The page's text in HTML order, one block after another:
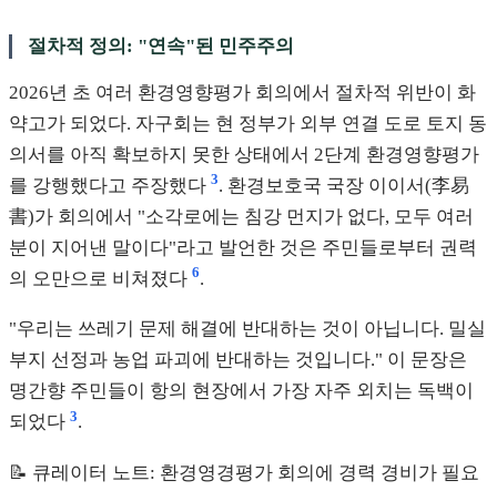
절차적 정의: "연속"된 민주주의
2026년 초 여러 환경영향평가 회의에서 절차적 위반이 화
약고가 되었다. 자구회는 현 정부가 외부 연결 도로 토지 동
의서를 아직 확보하지 못한 상태에서 2단계 환경영향평가
를 강행했다고 주장했다 3. 환경보호국 국장 이이서(李易
書)가 회의에서 "소각로에는 침강 먼지가 없다, 모두 여러
분이 지어낸 말이다"라고 발언한 것은 주민들로부터 권력
의 오만으로 비쳐졌다 6.
"우리는 쓰레기 문제 해결에 반대하는 것이 아닙니다. 밀실
부지 선정과 농업 파괴에 반대하는 것입니다." 이 문장은
명간향 주민들이 항의 현장에서 가장 자주 외치는 독백이
되었다 3.
📝 큐레이터 노트: 환경영경평가 회의에 경력 경비가 필요